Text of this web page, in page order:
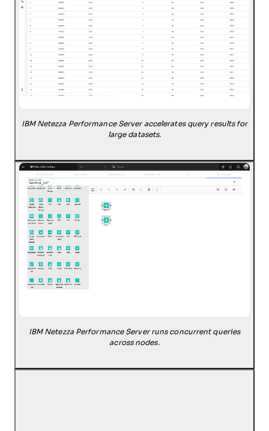
IBM Netezza Performance Server accelerates query results for
large datasets.
IBM Netezza Performance Server runs concurrent queries
across nodes.